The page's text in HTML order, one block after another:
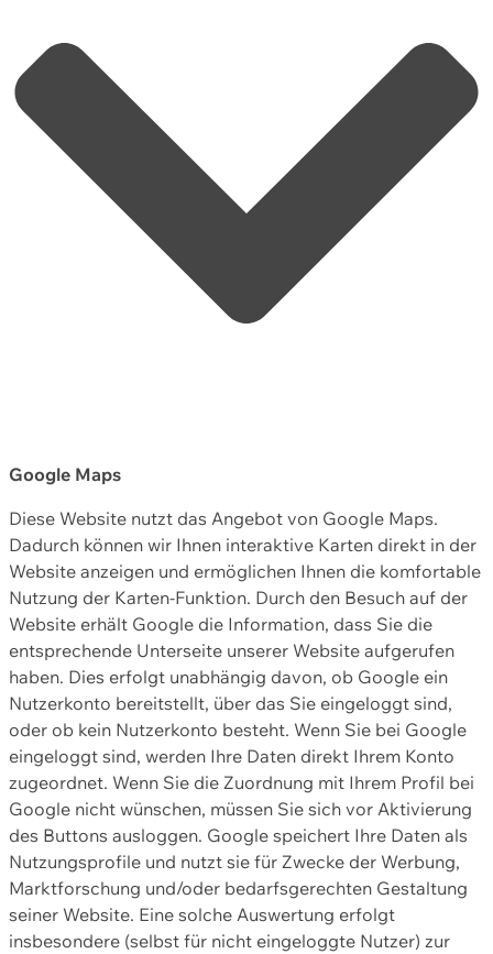
Google Maps
Diese Website nutzt das Angebot von Google Maps.
Dadurch können wir Ihnen interaktive Karten direkt in der
Website anzeigen und ermöglichen Ihnen die komfortable
Nutzung der Karten-Funktion. Durch den Besuch auf der
Website erhält Google die Information, dass Sie die
entsprechende Unterseite unserer Website aufgerufen
haben. Dies erfolgt unabhängig davon, ob Google ein
Nutzerkonto bereitstellt, über das Sie eingeloggt sind,
oder ob kein Nutzerkonto besteht. Wenn Sie bei Google
eingeloggt sind, werden Ihre Daten direkt Ihrem Konto
zugeordnet. Wenn Sie die Zuordnung mit Ihrem Profil bei
Google nicht wünschen, müssen Sie sich vor Aktivierung
des Buttons ausloggen. Google speichert Ihre Daten als
Nutzungsprofile und nutzt sie für Zwecke der Werbung,
Marktforschung und/oder bedarfsgerechten Gestaltung
seiner Website. Eine solche Auswertung erfolgt
insbesondere (selbst für nicht eingeloggte Nutzer) zur